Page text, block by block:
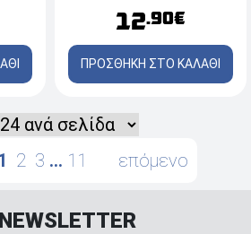
12.90€
ΠΡΟΣΘΗΚΗ ΣΤΟ ΚΑΛΑΘΙ
2 3 … 11 επόμενο